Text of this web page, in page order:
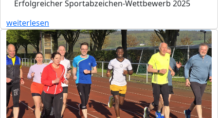
Erfolgreicher Sportabzeichen-Wettbewerb 2025
weiterlesen